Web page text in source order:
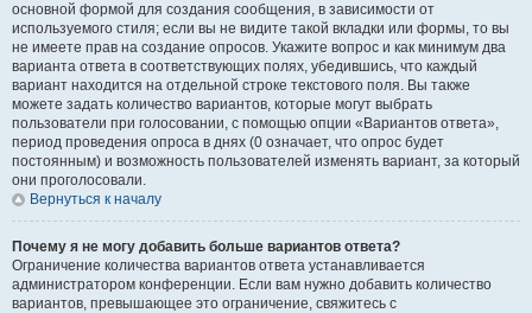
основной формой для создания сообщения, в зависимости от
используемого стиля; если вы не видите такой вкладки или формы, то вы
не имеете прав на создание опросов. Укажите вопрос и как минимум два
варианта ответа в соответствующих полях, убедившись, что каждый
вариант находится на отдельной строке текстового поля. Вы также
можете задать количество вариантов, которые могут выбрать
пользователи при голосовании, с помощью опции «Вариантов ответа»,
период проведения опроса в днях (0 означает, что опрос будет
постоянным) и возможность пользователей изменять вариант, за который
они проголосовали.
Вернуться к началу
Почему я не могу добавить больше вариантов ответа?
Ограничение количества вариантов ответа устанавливается
администратором конференции. Если вам нужно добавить количество
вариантов, превышающее это ограничение, свяжитесь с